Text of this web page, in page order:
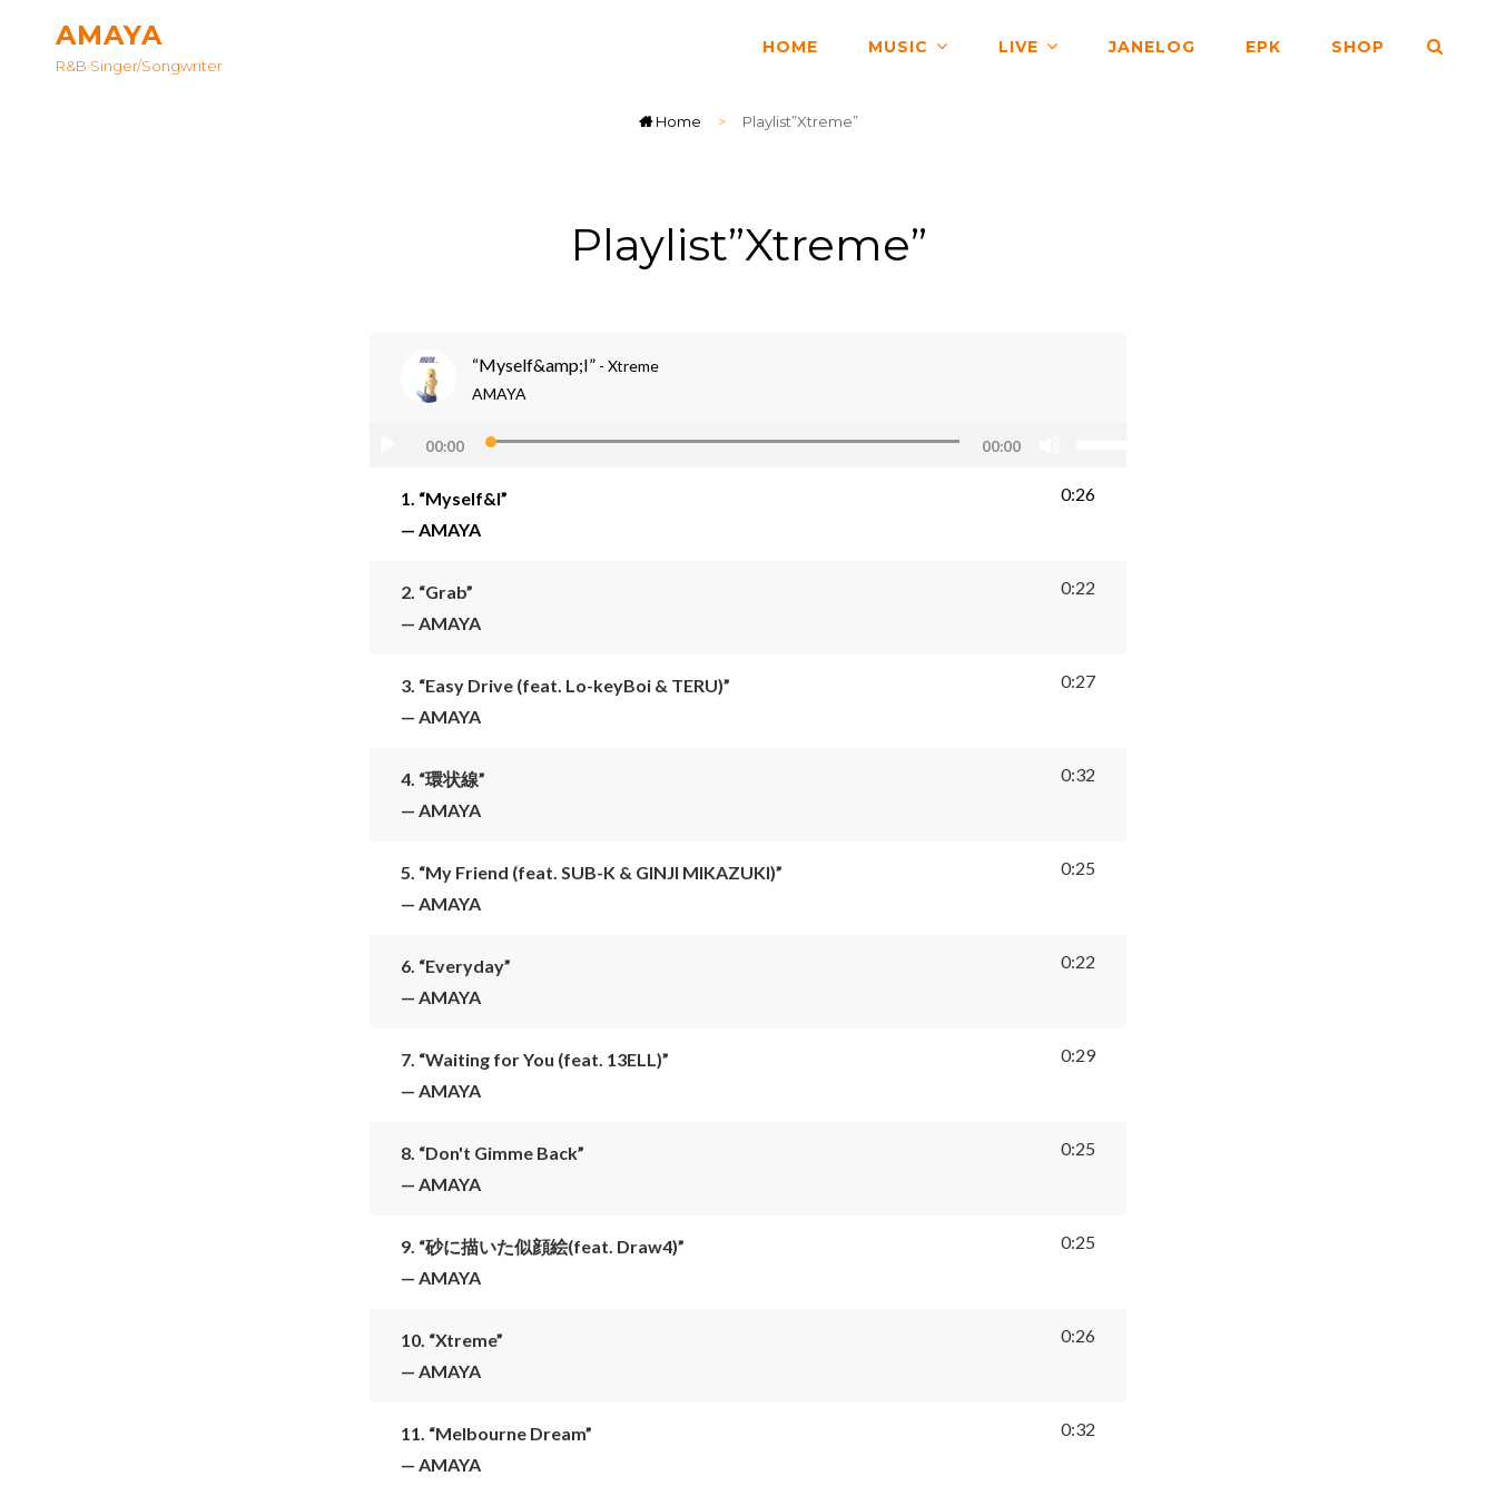
AMAYA
R&B Singer/songwriter
HOME MUSIC LIVE JANELOG EPK SHOP
Home > Playlist”Xtreme”
Playlist”Xtreme”
“Myself&amp;I”
Xtreme
AMAYA
00:00 00:00
ュ
調
印
を
て
1. “Myself&I”
— AMAYA
0:26
2. “Grab”
— AMAYA
0:22
3. “Easy Drive (feat. Lo-keyBoi & TERU)”
— AMAYA
0:27
4. “環状線”
— AMAYA
0:32
5. “My Friend (feat. SUB-K & GINJI MIKAZUKI)”
— AMAYA
0:25
6. “Everyday”
— AMAYA
0:22
7. “Waiting for You (feat. 13ELL)”
— AMAYA
0:29
8. “Don't Gimme Back”
— AMAYA
0:25
9. “砂に描いた似顔絵(feat. Draw4)”
— AMAYA
0:25
10. “Xtreme”
— AMAYA
0:26
11. “Melbourne Dream”
— AMAYA
0:32